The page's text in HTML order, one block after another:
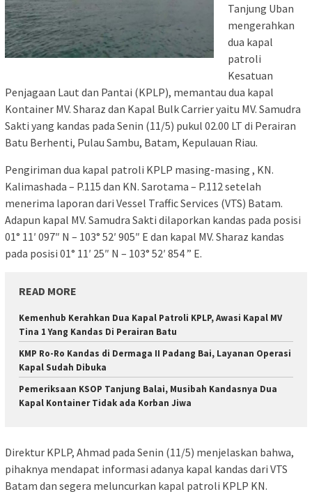
Tanjung Uban
mengerahkan
dua kapal
patroli
Kesatuan
Penjagaan Laut dan Pantai (KPLP), memantau dua kapal
Kontainer MV. Sharaz dan Kapal Bulk Carrier yaitu MV. Samudra
Sakti yang kandas pada Senin (11/5) pukul 02.00 LT di Perairan
Batu Berhenti, Pulau Sambu, Batam, Kepulauan Riau.
Pengiriman dua kapal patroli KPLP masing-masing , KN.
Kalimashada – P.115 dan KN. Sarotama – P.112 setelah
menerima laporan dari Vessel Traffic Services (VTS) Batam.
Adapun kapal MV. Samudra Sakti dilaporkan kandas pada posisi
01° 11′ 097″ N – 103° 52′ 905″ E dan kapal MV. Sharaz kandas
pada posisi 01° 11′ 25″ N – 103° 52′ 854 ” E.
READ MORE
Kemenhub Kerahkan Dua Kapal Patroli KPLP, Awasi Kapal MV
Tina 1 Yang Kandas Di Perairan Batu
KMP Ro-Ro Kandas di Dermaga II Padang Bai, Layanan Operasi
Kapal Sudah Dibuka
Pemeriksaan KSOP Tanjung Balai, Musibah Kandasnya Dua
Kapal Kontainer Tidak ada Korban Jiwa
Direktur KPLP, Ahmad pada Senin (11/5) menjelaskan bahwa,
pihaknya mendapat informasi adanya kapal kandas dari VTS
Batam dan segera meluncurkan kapal patroli KPLP KN.